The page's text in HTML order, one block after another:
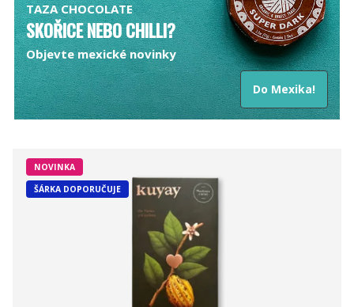
TAZA CHOCOLATE
SKOŘICE NEBO CHILLI?
Objevte mexické novinky
Do Mexika!
NOVINKA
ŠÁRKA DOPORUČUJE